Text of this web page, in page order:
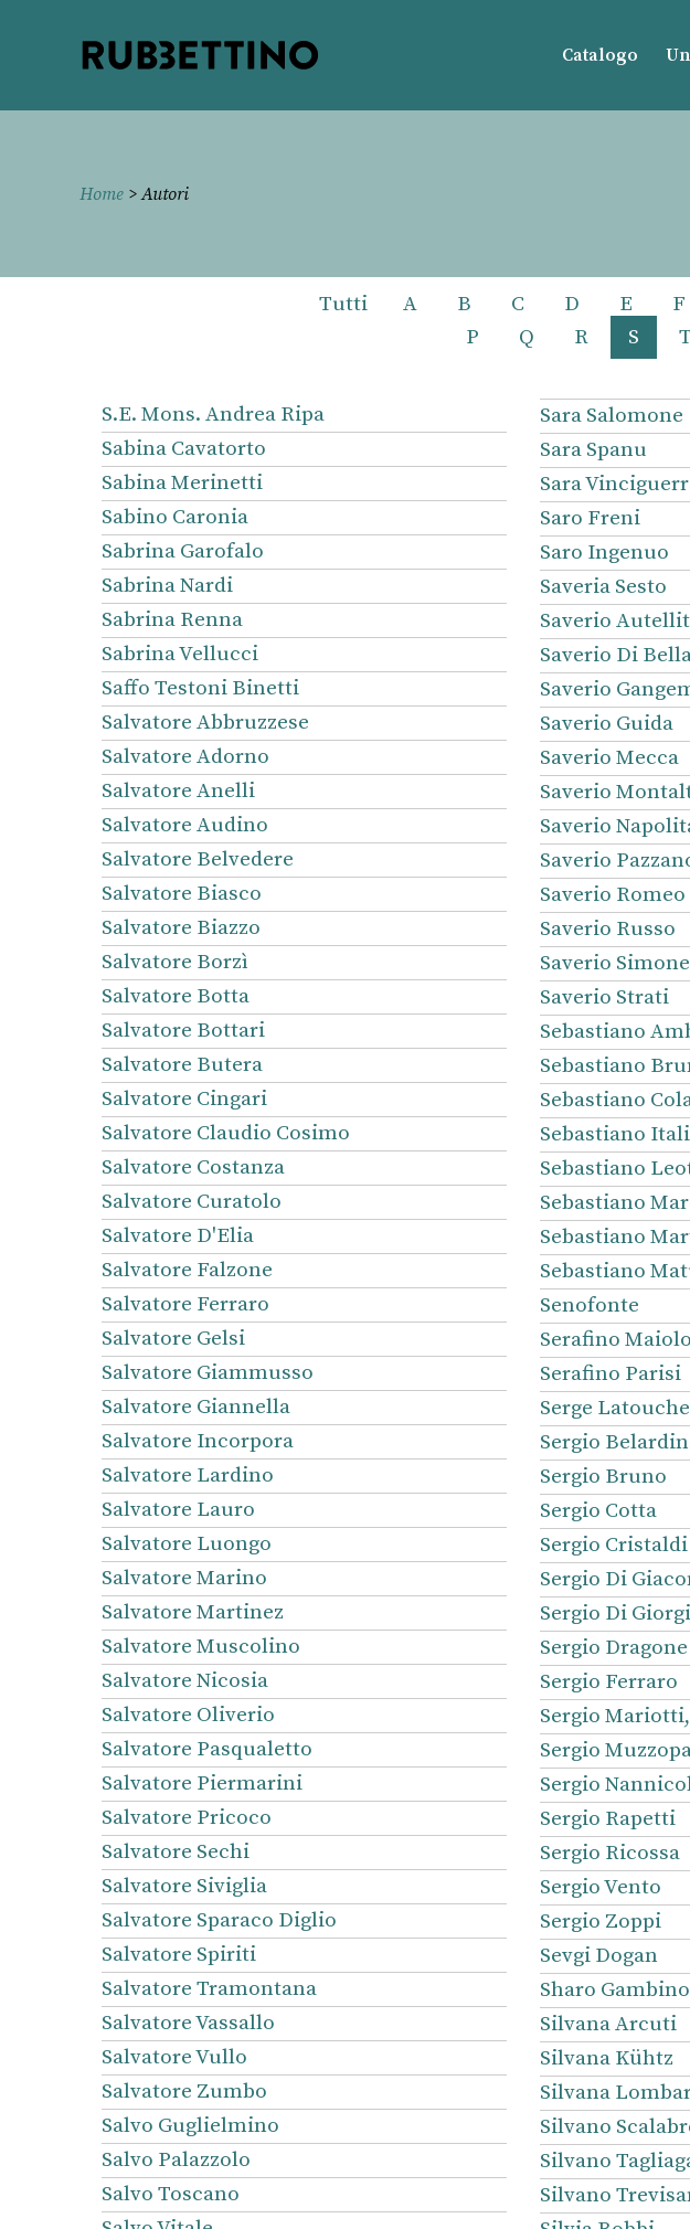
Catalogo
Home > Autori
Tutti A B C D E F
P
Q R S T
S.E. Mons. Andrea Ripa
Sabina Cavatorto
Sabina Merinetti
Sabino Caronia
Sabrina Garofalo
Sabrina Nardi
Sabrina Renna
Sabrina Vellucci
Saffo Testoni Binetti
Salvatore Abbruzzese
Salvatore Adorno
Salvatore Anelli
Salvatore Audino
Salvatore Belvedere
Salvatore Biasco
Salvatore Biazzo
Salvatore Borzì
Salvatore Botta
Salvatore Bottari
Salvatore Butera
Salvatore Cingari
Salvatore Claudio Cosimo
Salvatore Costanza
Salvatore Curatolo
Salvatore D'Elia
Salvatore Falzone
Salvatore Ferraro
Salvatore Gelsi
Salvatore Giammusso
Salvatore Giannella
Salvatore Incorpora
Salvatore Lardino
Salvatore Lauro
Salvatore Luongo
Salvatore Marino
Salvatore Martinez
Salvatore Muscolino
Salvatore Nicosia
Salvatore Oliverio
Salvatore Pasqualetto
Salvatore Piermarini
Salvatore Pricoco
Salvatore Sechi
Salvatore Siviglia
Salvatore Sparaco Diglio
Salvatore Spiriti
Salvatore Tramontana
Salvatore Vassallo
Salvatore Vullo
Salvatore Zumbo
Salvo Guglielmino
Salvo Palazzolo
Salvo Toscano
Sara Salomone
Sara Spanu
Sara
Saro Freni
Saro Ingenuo
Saveria Sesto
Saverio
Saverio Di
Saverio
Saverio Guida
Saverio Mecca
Saverio
Saverio
Saverio
Saverio Romeo
Saverio Russo
Saverio
Saverio Strati
Sebastiano
Sebastiano
Sebastiano
Sebastiano
Sebastiano
Sebastiano
Sebastiano
Sebastiano
Senofonte
Serafino Maiolo
Serafino Parisi
Serge Latouche
Sergio
Sergio Bruno
Sergio Cotta
Sergio Cristaldi
Sergio Di
Sergio Di
Sergio Dragone
Sergio Ferraro
Sergio
Sergio
Sergio
Sergio Rapetti
Sergio Ricossa
Sergio Vento
Sergio Zoppi
Sevgi Dogan
Sharo Gambino
Silvana Arcuti
Silvana Kühtz
Silvana
Silvano
Silvano
Silvano